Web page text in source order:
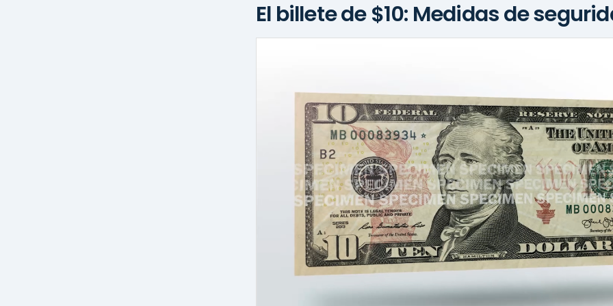
El billete de $10: Medidas de